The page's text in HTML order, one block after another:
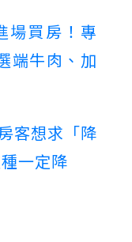
場買房！專
端牛肉、加
客想求「降
一定降